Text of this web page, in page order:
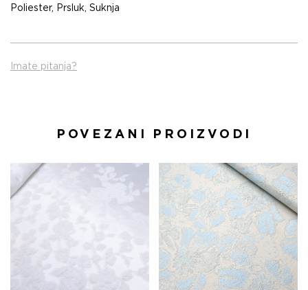
Poliester, Prsluk, Suknja
Imate pitanja?
POVEZANI PROIZVODI